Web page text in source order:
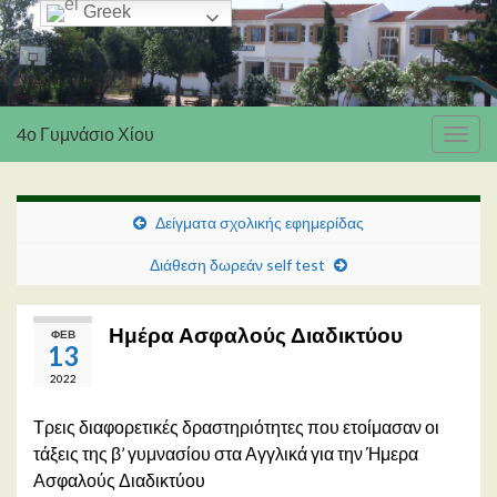
4ο Γυμνάσιο Χίου
Δείγματα σχολικής εφημερίδας
Διάθεση δωρεάν self test
ΦΕΒ
13
2022
Ημέρα Ασφαλούς Διαδικτύου
Τρεις διαφορετικές δραστηριότητες που ετοίμασαν οι
τάξεις της β’ γυμνασίου στα Αγγλικά για την Ήμερα
Ασφαλούς Διαδικτύου
Greek